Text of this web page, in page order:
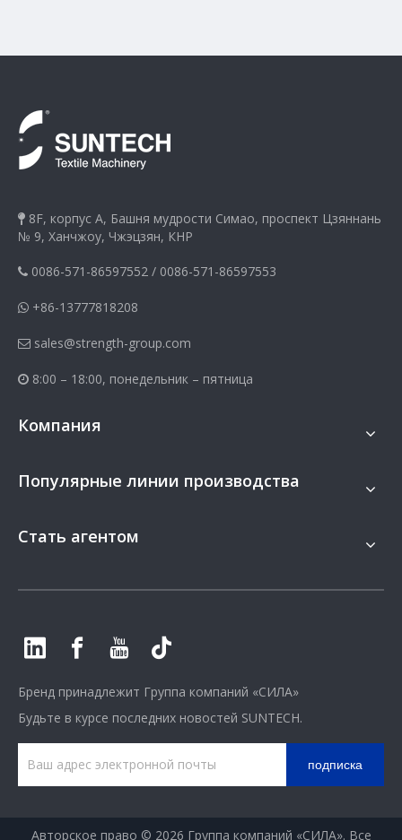
 8F, корпус A, Башня мудрости Симао, проспект Цзяннань
№ 9, Ханчжоу, Чжэцзян, КНР
 0086-571-86597552 / 0086-571-86597553
 +86-13777818208
 sales@strength-group.com
 8:00 – 18:00, понедельник – пятница
Компания
Популярные линии производства
Стать агентом
Бренд принадлежит Группа компаний «СИЛА»
Будьте в курсе последних новостей SUNTECH.
подписка
Авторское право © 2026 Группа компаний «СИЛА». Все